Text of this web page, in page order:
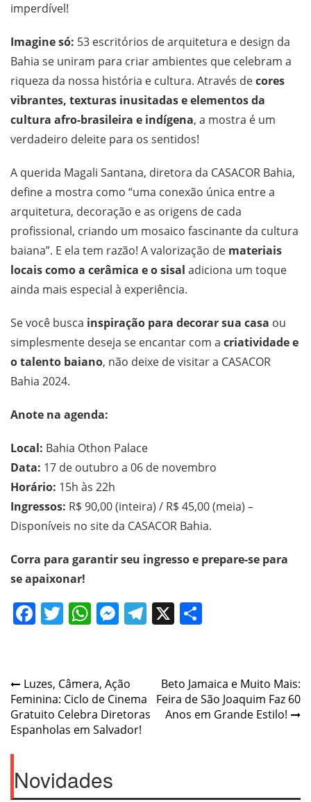
imperdível!
Imagine só: 53 escritórios de arquitetura e design da
Bahia se uniram para criar ambientes que celebram a
riqueza da nossa história e cultura. Através decores
vibrantes, texturas inusitadas e elementos da
cultura afro-brasileira e indígena, a mostra é um
verdadeiro deleite para os sentidos!
A querida Magali Santana, diretora da CASACOR Bahia,
define a mostra como “uma conexão única entre a
arquitetura, decoração e as origens de cada
profissional, criando um mosaico fascinante da cultura
baiana”. E ela tem razão! A valorização de materiais
locais como a cerâmica e o sisal adiciona um toque
ainda mais especial à experiência.
Se você busca inspiração para decorar sua casa ou
simplesmente deseja se encantar com a criatividade e
o talento baiano, não deixe de visitar a CASACOR
Bahia 2024.
Anote na agenda:
Local: Bahia Othon Palace
Data: 17 de outubro a 06 de novembro
Horário: 15h às 22h
Ingressos: R$ 90,00 (inteira) / R$ 45,00 (meia) –
Disponíveis no site da CASACOR Bahia.
Corra para garantir seu ingresso e prepare-se para
se apaixonar!
Facebook
Twitter
WhatsApp
Messenger
Telegram
X
Post
navigation
Luzes, Câmera, Ação
Feminina: Ciclo de Cinema
Gratuito Celebra Diretoras
Espanholas em Salvador!
Beto Jamaica e Muito Mais:
Feira de São Joaquim Faz 60
Anos em Grande Estilo!
Novidades